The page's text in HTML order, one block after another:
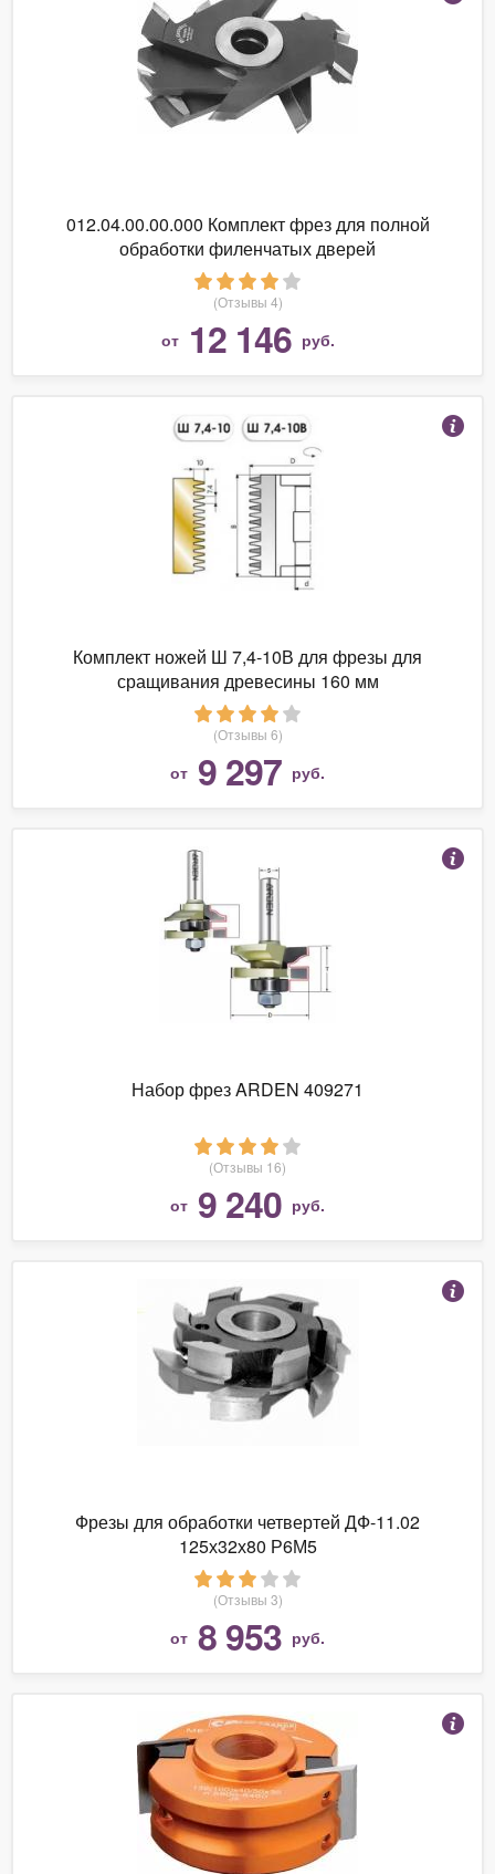
012.04.00.00.000 Комплект фрез для полной
обработки филенчатых дверей
(Отзывы 4)
от 12 146 руб.
Комплект ножей Ш 7,4-10В для фрезы для
сращивания древесины 160 мм
(Отзывы 6)
от 9 297 руб.
Набор фрез ARDEN 409271
(Отзывы 16)
от 9 240 руб.
Фрезы для обработки четвертей ДФ-11.02
125х32х80 Р6М5
(Отзывы 3)
от 8 953 руб.